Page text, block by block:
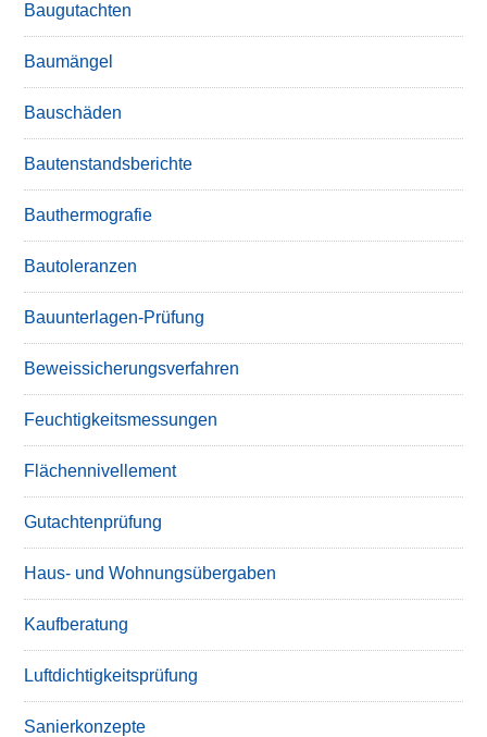
Baugutachten
Baumängel
Bauschäden
Bautenstandsberichte
Bauthermografie
Bautoleranzen
Bauunterlagen-Prüfung
Beweissicherungsverfahren
Feuchtigkeitsmessungen
Flächennivellement
Gutachtenprüfung
Haus- und Wohnungsübergaben
Kaufberatung
Luftdichtigkeitsprüfung
Sanierkonzepte